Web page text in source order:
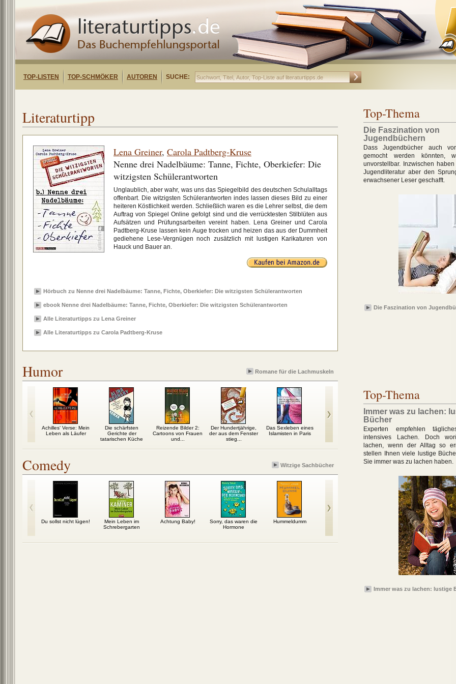
TOP-LISTEN TOP-SCHMÖKER AUTOREN SUCHE:
Literaturtipp
Lena Greiner, Carola Padtberg-Kruse
Nenne drei Nadelbäume: Tanne, Fichte, Oberkiefer: Die
witzigsten Schülerantworten
Unglaublich, aber wahr, was uns das Spiegelbild des deutschen Schulalltags
offenbart. Die witzigsten Schülerantworten indes lassen dieses Bild zu einer
heiteren Köstlichkeit werden. Schließlich waren es die Lehrer selbst, die dem
Auftrag von Spiegel Online gefolgt sind und die verrücktesten Stilblüten aus
Aufsätzen und Prüfungsarbeiten vereint haben. Lena Greiner und Carola
Padtberg-Kruse lassen kein Auge trocken und heizen das aus der Dummheit
gediehene Lese-Vergnügen noch zusätzlich mit lustigen Karikaturen von
Hauck und Bauer an.
Hörbuch zu Nenne drei Nadelbäume: Tanne, Fichte, Oberkiefer: Die witzigsten Schülerantworten
ebook Nenne drei Nadelbäume: Tanne, Fichte, Oberkiefer: Die witzigsten Schülerantworten
Alle Literaturtipps zu Lena Greiner
Alle Literaturtipps zu Carola Padtberg-Kruse
Humor Romane für die Lachmuskeln
Achilles‘ Verse: Mein
Leben als Läufer
Die schärfsten
Gerichte der
tatarischen Küche
Reizende Bilder 2:
Cartoons von Frauen
und...
Der Hundertjährige,
der aus dem Fenster
stieg...
Das Sexleben eines
Islamisten in Paris
Don Osman Romantik für Anfänger
Comedy Witzige Sachbücher
Du sollst nicht lügen!
Mein Leben im
Schrebergarten
Achtung Baby!
Sorry, das waren die
Hormone
Hummeldumm
Anleitung zum
Unglücklichsein
Top-Thema
Die Faszination von
Jugendbüchern
Dass Jugendbücher auch
gemocht werden könnten,
unvorstellbar. Inzwischen
Jugendliteratur aber den
erwachsener Leser geschafft.
Die Faszination von
Top-Thema
Immer was zu lachen:
Bücher
Experten empfehlen
intensives Lachen. Doch
lachen, wenn der Alltag so
stellen Ihnen viele lustige
Sie immer was zu lachen haben.
Immer was zu lachen: lustige